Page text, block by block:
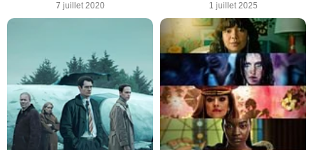
7 juillet 2020 1 juillet 2025